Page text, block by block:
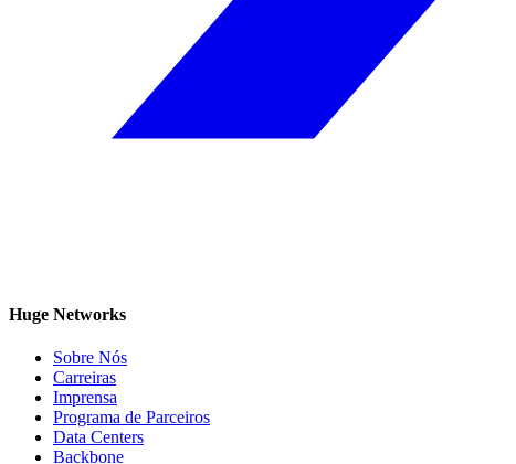
Huge Networks
Sobre Nós
Carreiras
Imprensa
Programa de Parceiros
Data Centers
Backbone